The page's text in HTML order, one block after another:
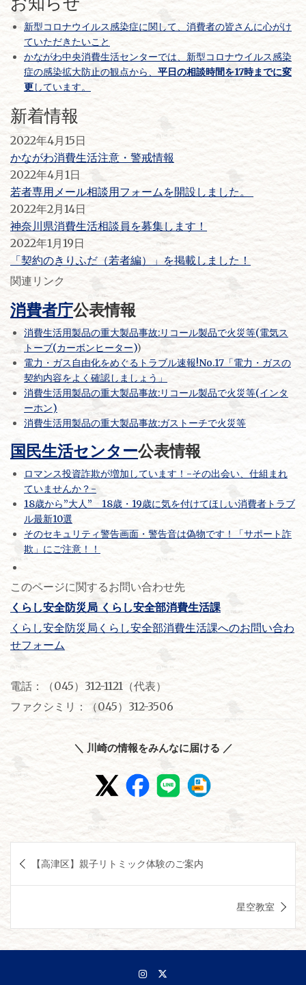
新型コロナウイルス感染症に関して、消費者の皆さんに心がけ
ていただきたいこと
かながわ中央消費生活センターでは、新型コロナウイルス感染
症の感染拡大防止の観点から、 平日の相談時間を17時までに変
更しています。
新着情報
2022年4月15日
かながわ消費生活注意・警戒情報
2022年4月1日
若者専用メール相談用フォームを開設しました。
2022年2月14日
神奈川県消費生活相談員を募集します！
2022年1月19日
「契約のきりふだ（若者編）」を掲載しました！
関連リンク
消費者庁公表情報
消費生活用製品の重大製品事故:リコール製品で火災等(電気ス
トーブ(カーボンヒーター))
電力・ガス自由化をめぐるトラブル速報!No.17「電力・ガスの
契約内容をよく確認しましょう」
消費生活用製品の重大製品事故:リコール製品で火災等(インタ
ーホン)
消費生活用製品の重大製品事故:ガストーチで火災等
国民生活センター公表情報
ロマンス投資詐欺が増加しています！-その出会い、仕組まれ
ていませんか？-
18歳から”大人” 18歳・19歳に気を付けてほしい消費者トラブ
ル最新10選
そのセキュリティ警告画面・警告音は偽物です！「サポート詐
欺」にご注意！！
このページに関するお問い合わせ先
くらし安全防災局 くらし安全部消費生活課
くらし安全防災局くらし安全部消費生活課へのお問い合わ
せフォーム
電話：（045）312-1121（代表）
ファクシミリ：（045）312-3506
＼ 川崎の情報をみんなに届ける ／
稿
【高津区】親子リトミック体験のご案内
星空教室